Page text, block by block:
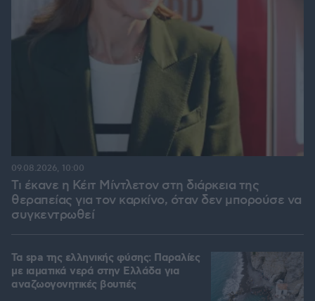
Τι έκανε η Κέιτ Μίντλετον στη διάρκεια της
θεραπείας για τον καρκίνο, όταν δεν μπορούσε να
συγκεντρωθεί
09.08.2026, 10:00
Τα spa της ελληνικής φύσης: Παραλίες
με ιαματικά νερά στην Ελλάδα για
αναζωογονητικές βουτιές